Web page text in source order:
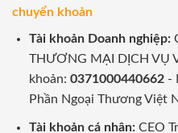
chuyển khoản
Tài khoản Doanh nghiệp:
THƯƠNG MẠI DỊCH VỤ
khoản: 0371000440662-
Phần Ngoại Thương Việt
Tài khoản cá nhân: CEO